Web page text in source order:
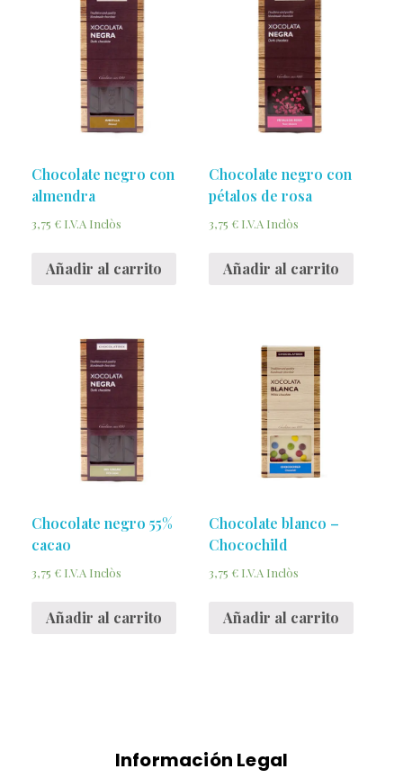
Chocolate negro con
almendra
3,75 € I.V.A Inclòs
Añadir al carrito
Chocolate negro con
pétalos de rosa
3,75 € I.V.A Inclòs
Añadir al carrito
Chocolate negro 55%
cacao
3,75 € I.V.A Inclòs
Añadir al carrito
Chocolate blanco –
Chocochild
3,75 € I.V.A Inclòs
Añadir al carrito
Información Legal